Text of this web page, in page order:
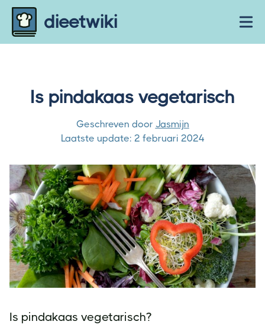
Skip to content
dieetwiki
Is pindakaas vegetarisch
Geschreven door Jasmijn
Laatste update: 2 februari 2024
Is pindakaas vegetarisch?